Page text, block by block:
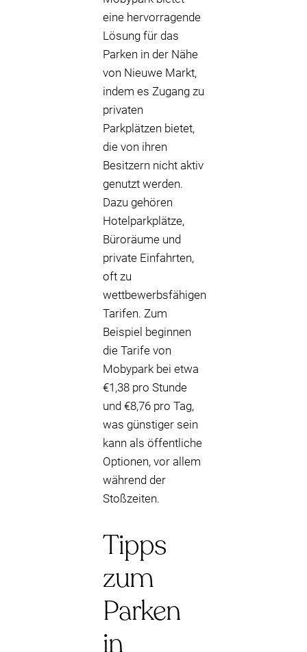
eine hervorragende
Lösung für das
Parken in der Nähe
von Nieuwe Markt,
indem es Zugang zu
privaten
Parkplätzen bietet,
die von ihren
Besitzern nicht aktiv
genutzt werden.
Dazu gehören
Hotelparkplätze,
Büroräume und
private Einfahrten,
oft zu
wettbewerbsfähigen
Tarifen. Zum
Beispiel beginnen
die Tarife von
Mobypark bei etwa
€1,38 pro Stunde
und €8,76 pro Tag,
was günstiger sein
kann als öffentliche
Optionen, vor allem
während der
Stoßzeiten.
Tipps
zum
Parken
in